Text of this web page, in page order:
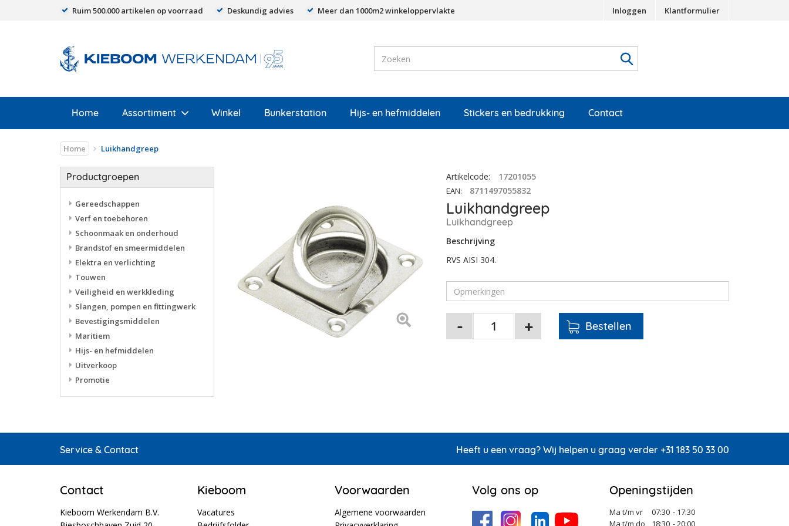
Ruim 500.000 artikelen op voorraad Deskundig advies Meer dan 1000m2 winkeloppervlakte Inloggen Klantformulier
Home Assortiment Winkel Bunkerstation Hijs- en hefmiddelen Stickers en bedrukking Contact
Home Luikhandgreep
Productgroepen
Gereedschappen
Verf en toebehoren
Schoonmaak en onderhoud
Brandstof en smeermiddelen
Elektra en verlichting
Touwen
Veiligheid en werkkleding
Slangen, pompen en fittingwerk
Bevestigingsmiddelen
Maritiem
Hijs- en hefmiddelen
Uitverkoop
Promotie
Artikelcode: 17201055
EAN: 8711497055832
Luikhandgreep
Luikhandgreep
Beschrijving
RVS AISI 304.
Service & Contact Heeft u een vraag? Wij helpen u graag verder +31 183 50 33 00
Contact
Kieboom Werkendam B.V.
Kieboom
Vacatures
Voorwaarden
Algemene voorwaarden
Volg ons op Openingstijden
Ma t/m vr 07:30 - 17:30
Ma t/m do
18:30 - 20:00